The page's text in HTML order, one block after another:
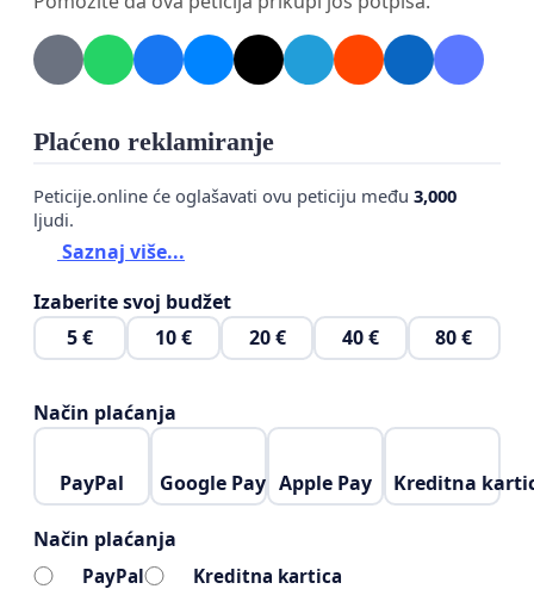
Plaćeno reklamiranje
Peticije.online će oglašavati ovu peticiju među 3,000
ljudi.
Saznaj više...
Izaberite svoj budžet
5 €
10 € 20 € 40 € 80 €
Način plaćanja
PayPal Google Pay Apple Pay Kreditna
Način plaćanja
PayPal Kreditna kartica